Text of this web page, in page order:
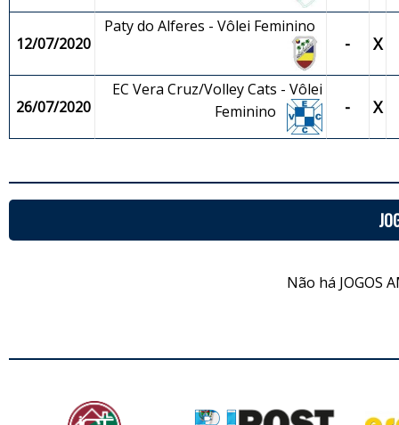
12/07/2020
Paty do Alferes - Vôlei Feminino
- X
26/07/2020
EC Vera Cruz/Volley Cats - Vôlei
Feminino
- X
Não há JOGOS